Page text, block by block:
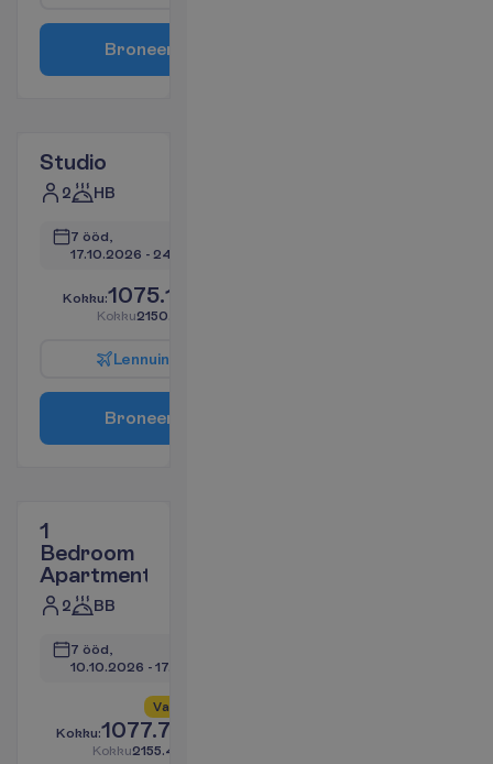
Broneer
Studio
2 HB
7 ööd,
17.10.2026 - 24.10.2026
Kokku:1075.19
Kokku2150.38
Lennuin
Broneer
1
Bedroom
Apartment
2 BB
7 ööd,
10.10.2026 - 17.10.2026
Va
Kokku:1077.70
Kokku2155.40